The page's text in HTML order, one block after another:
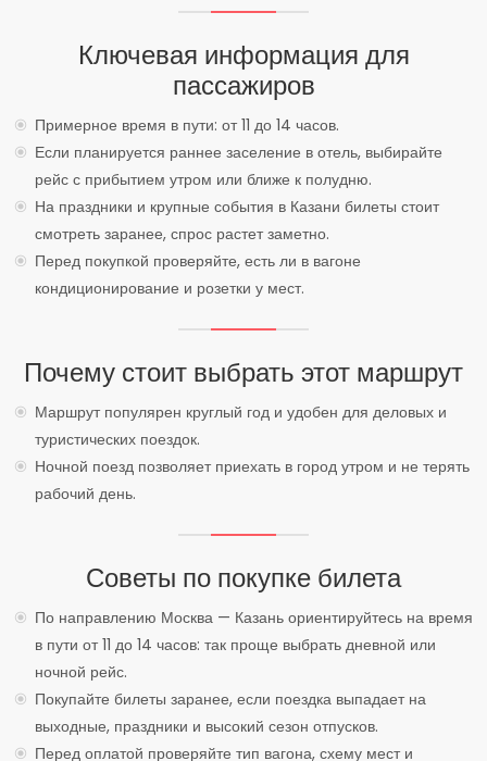
Ключевая информация для
пассажиров
Примерное время в пути: от 11 до 14 часов.
Если планируется раннее заселение в отель, выбирайте
рейс с прибытием утром или ближе к полудню.
На праздники и крупные события в Казани билеты стоит
смотреть заранее, спрос растет заметно.
Перед покупкой проверяйте, есть ли в вагоне
кондиционирование и розетки у мест.
Почему стоит выбрать этот маршрут
Маршрут популярен круглый год и удобен для деловых и
туристических поездок.
Ночной поезд позволяет приехать в город утром и не терять
рабочий день.
Советы по покупке билета
По направлению Москва — Казань ориентируйтесь на время
в пути от 11 до 14 часов: так проще выбрать дневной или
ночной рейс.
Покупайте билеты заранее, если поездка выпадает на
выходные, праздники и высокий сезон отпусков.
Перед оплатой проверяйте тип вагона, схему мест и